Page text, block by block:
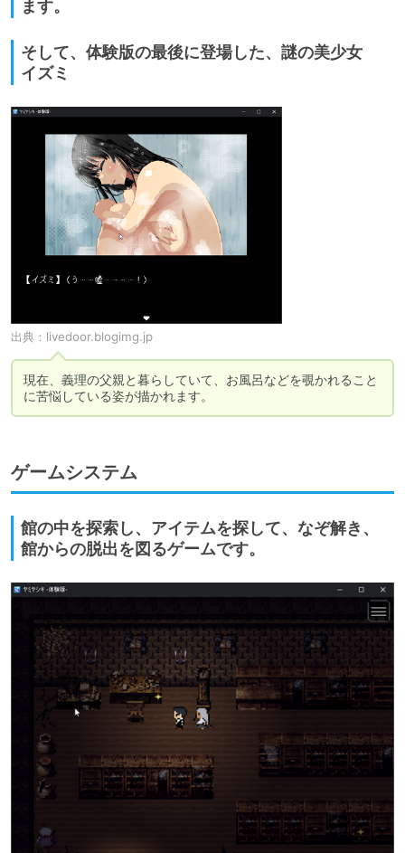
ます。
そして、体験版の最後に登場した、謎の美少女
イズミ
出典： livedoor.blogimg.jp
現在、義理の父親と暮らしていて、お風呂などを覗かれること
に苦悩している姿が描かれます。
ゲームシステム
館の中を探索し、アイテムを探して、なぞ解き、
館からの脱出を図るゲームです。